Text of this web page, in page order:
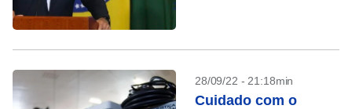
28/09/22 - 21:18min
Cuidado com o